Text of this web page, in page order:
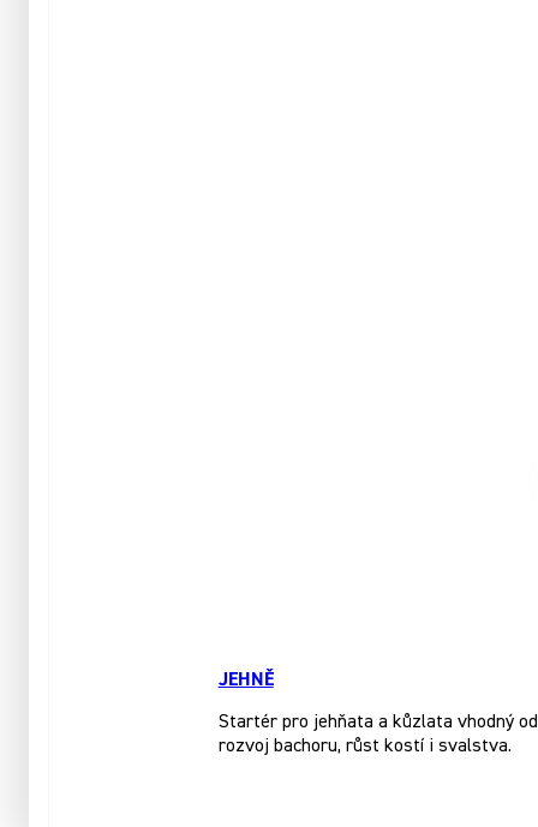
JEHNĚ
Startér pro jehňata a kůzlata vhodný
rozvoj bachoru, růst kostí i svalstva.